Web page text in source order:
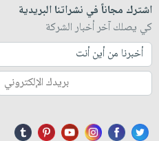
اشترك مجاناً في نشراتنا البريدية
كي يصلك آخر أخبار الشركة